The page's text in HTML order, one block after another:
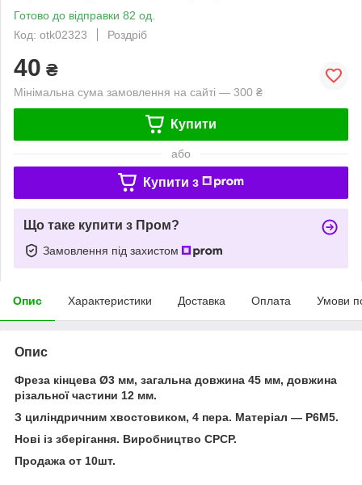
Готово до відправки 82 од.
Код: otk02323
Роздріб
40 ₴
Мінімальна сума замовлення на сайті — 300 ₴
Купити
або
Купити з
Що таке купити з Пром?
Замовлення під захистом
Опис Характеристики Доставка Оплата Умови
Опис
Фреза кінцева Ø3 мм, загальна довжина 45 мм, довжина
різальної частини 12 мм.
З циліндричним хвостовиком, 4 пера. Матеріал — Р6М5.
Нові із зберігання. Виробництво СРСР.
Продажа от 10шт.